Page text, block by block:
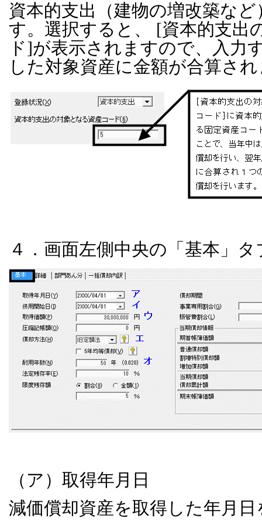
資本的支出（建物の増改築な
す。選択すると、
[資本的支出
ド]が表示されますので、入力
した対象資産に金額が合算さ
４．画面左側中央の「基本」
（ア）取得年月日
減価償却資産を取得した年月